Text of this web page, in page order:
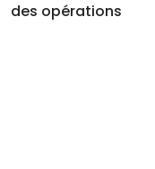
des opérations